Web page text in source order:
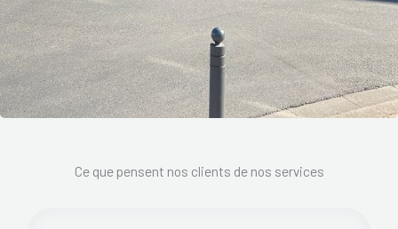
Ce que pensent nos clients de nos services